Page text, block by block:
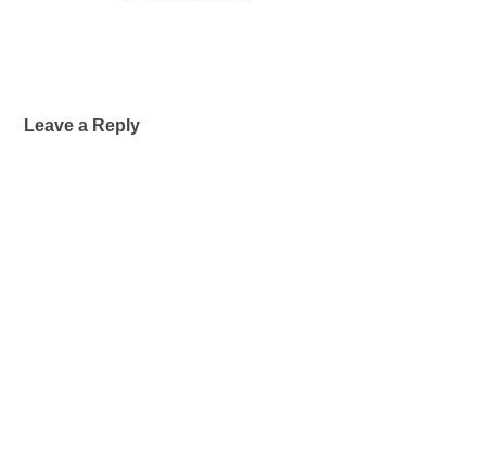
Leave a Reply